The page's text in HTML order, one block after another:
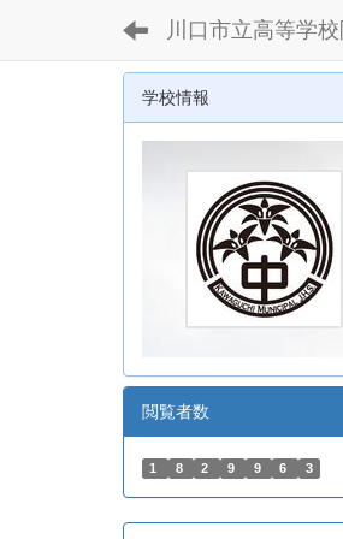
川口市立高等学
学校情報
閲覧者数
1 8 2 9 9 6 3